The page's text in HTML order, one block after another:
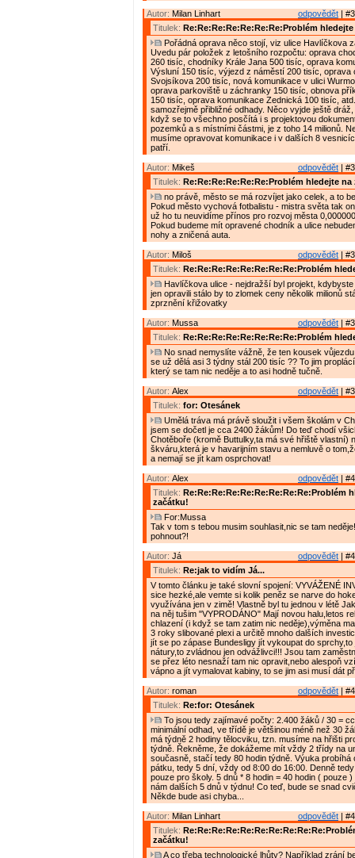
odpovědět |
Autor: Milan Linhart
Titulek: Re:Re:Re:Re:Re:Re:Re:Problém
Pořádná oprava něco stojí, viz ulice Havlíčkova
Uvedu pár položek z letošního rozpočtu: oprava
260 tisíc, chodníky Krále Jana 500 tisíc, oprava
Výsluní 150 tisíc, výjezd z náměstí 200 tisíc, oprava
Svojsíkova 200 tisíc, nová komunikace v ulici
oprava parkoviště u záchranky 150 tisíc, obnova
150 tisíc, oprava komunikace Zednická 100 tisíc,
samozřejmě přibližné odhady. Něco vyjde ještě
když se to všechno posčítá i s projektovou
pozemků a s místními částmi, je z toho 14 milionů.
musíme opravovat komunikace i v dalších 8
patří.
odpovědět |
Autor: Mikeš
Titulek: Re:Re:Re:Re:Re:Re:Problém hledejte na
no právě, město se má rozvíjet jako celek, a to
Pokud město vychová fotbalistu - mistra světa tak
už ho tu neuvidíme přínos pro rozvoj města
Pokud budeme mít opravené chodník a ulice
nohy a zničená auta.
odpovědět |
Autor: Miloš
Titulek: Re:Re:Re:Re:Re:Re:Re:Re:Problém
Havlíčkova ulice - nejdražší byl projekt, kdybyste
jen opravili stálo by to zlomek ceny několik milionů
zprznění křižovatky
odpovědět |
Autor: Mussa
Titulek: Re:Re:Re:Re:Re:Re:Re:Re:Problém
No snad nemyslíte vážně, že ten kousek
se už dělá asi 3 týdny stál 200 tisíc ?? To jim
který se tam nic neděje a to asi hodně tučně.
odpovědět |
Autor: Alex
Titulek: for: Otesánek
Umělá tráva má právě sloužit i všem školám v
jsem se dočetl je cca 2400 žákům! Do teď chodí
Chotěboře (kromě Buttulky,ta má své hřiště vlastní)
škváru,která je v havarijním stavu a nemluvě o
a nemají se jít kam osprchovat!
odpovědět |
Autor: Alex
Titulek: Re:Re:Re:Re:Re:Re:Re:Re:Re:Problém
začátku!
For:Mussa
Tak v tom s tebou musim souhlasit,nic se tam
pohnout?!
odpovědět |
Autor: Já
Titulek: Re:jak to vidím Já...
V tomto článku je také slovní spojení: VYVÁŽENÉ
sice hezké,ale vemte si kolik peněz se narve do
využívána jen v zimě! Vlastně byl tu jednou v létě
na něj tušim "VYPRODÁNO" Mají novou halu,letos
chlazení (i když se tam zatim nic neděje),výměna
3 roky slibované plexi a určitě mnoho dalších
jít se po zápase Bundesligy jít vykoupat do sprchy,to
nátury,to zvládnou jen odvážlivci!!! Jsou tam
se přez léto nesnaží tam nic opravit,nebo alespoň
vápno a jít vymalovat kabiny, to se jim asi musí dát
odpovědět |
Autor: roman
Titulek: Re:for: Otesánek
To jsou tedy zajímavé počty: 2.400 žáků / 30 =
minimální odhad, ve třídě je většinou méně než 30
má týdně 2 hodiny tělocviku, tzn. musíme na hřišti
týdně. Řekněme, že dokážeme mít vždy 2 třídy na
současně, stačí tedy 80 hodin týdně. Výuka probíhá
pátku, tedy 5 dní, vždy od 8:00 do 16:00. Denně
pouze pro školy. 5 dnů * 8 hodin = 40 hodin ( pouze
nám dalších 5 dnů v týdnu! Co teď, bude se snad
Někde bude asi chyba...
odpovědět |
Autor: Milan Linhart
Titulek:
začátku!
A co třeba technologické lhůty? Například zrání